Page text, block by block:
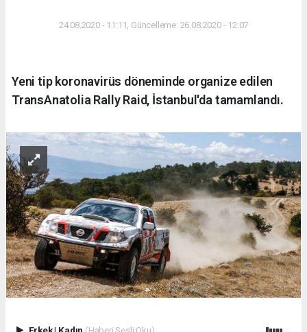
24.08.2020 - 11:11, Güncelleme: 26.08.2020 - 12:07
Yeni tip koronavirüs döneminde organize edilen
TransAnatolia Rally Raid, İstanbul'da tamamlandı.